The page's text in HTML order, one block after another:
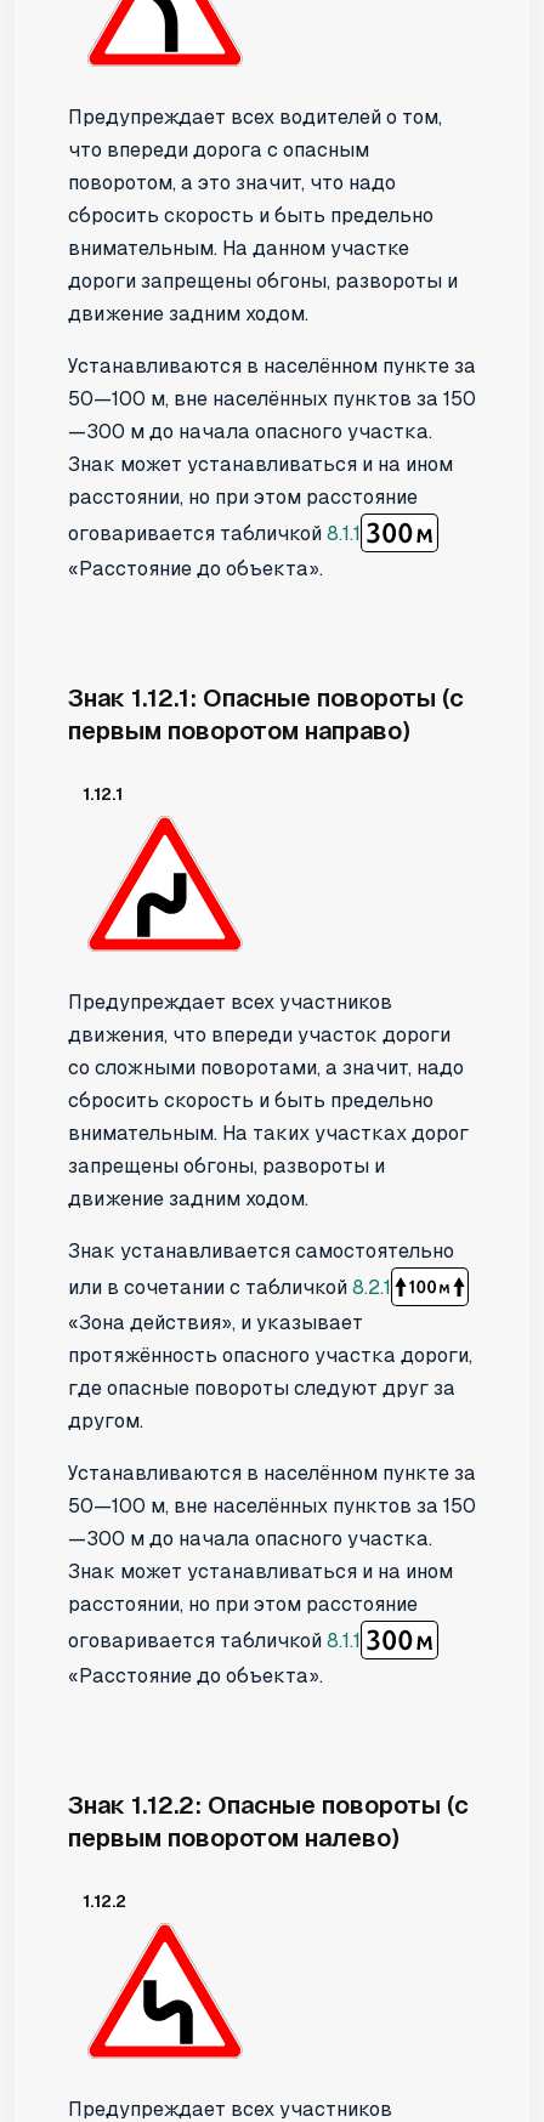
Предупреждает всех водителей о том,
что впереди дорога с опасным
поворотом, а это значит, что надо
сбросить скорость и быть предельно
внимательным. На данном участке
дороги запрещены обгоны, развороты и
движение задним ходом.
Устанавливаются в населённом пункте за
50—100 м, вне населённых пунктов за 150
—300 м до начала опасного участка.
Знак может устанавливаться и на ином
расстоянии, но при этом расстояние
оговаривается табличкой 8.1.1
«Расстояние до объекта».
Знак 1.12.1: Опасные повороты (с
первым поворотом направо)
1.12.1
Предупреждает всех участников
движения, что впереди участок дороги
со сложными поворотами, а значит, надо
сбросить скорость и быть предельно
внимательным. На таких участках дорог
запрещены обгоны, развороты и
движение задним ходом.
Знак устанавливается самостоятельно
или в сочетании с табличкой 8.2.1
«Зона действия», и указывает
протяжённость опасного участка дороги,
где опасные повороты следуют друг за
другом.
Устанавливаются в населённом пункте за
50—100 м, вне населённых пунктов за 150
—300 м до начала опасного участка.
Знак может устанавливаться и на ином
расстоянии, но при этом расстояние
оговаривается табличкой 8.1.1
«Расстояние до объекта».
Знак 1.12.2: Опасные повороты (с
первым поворотом налево)
1.12.2
Предупреждает всех участников